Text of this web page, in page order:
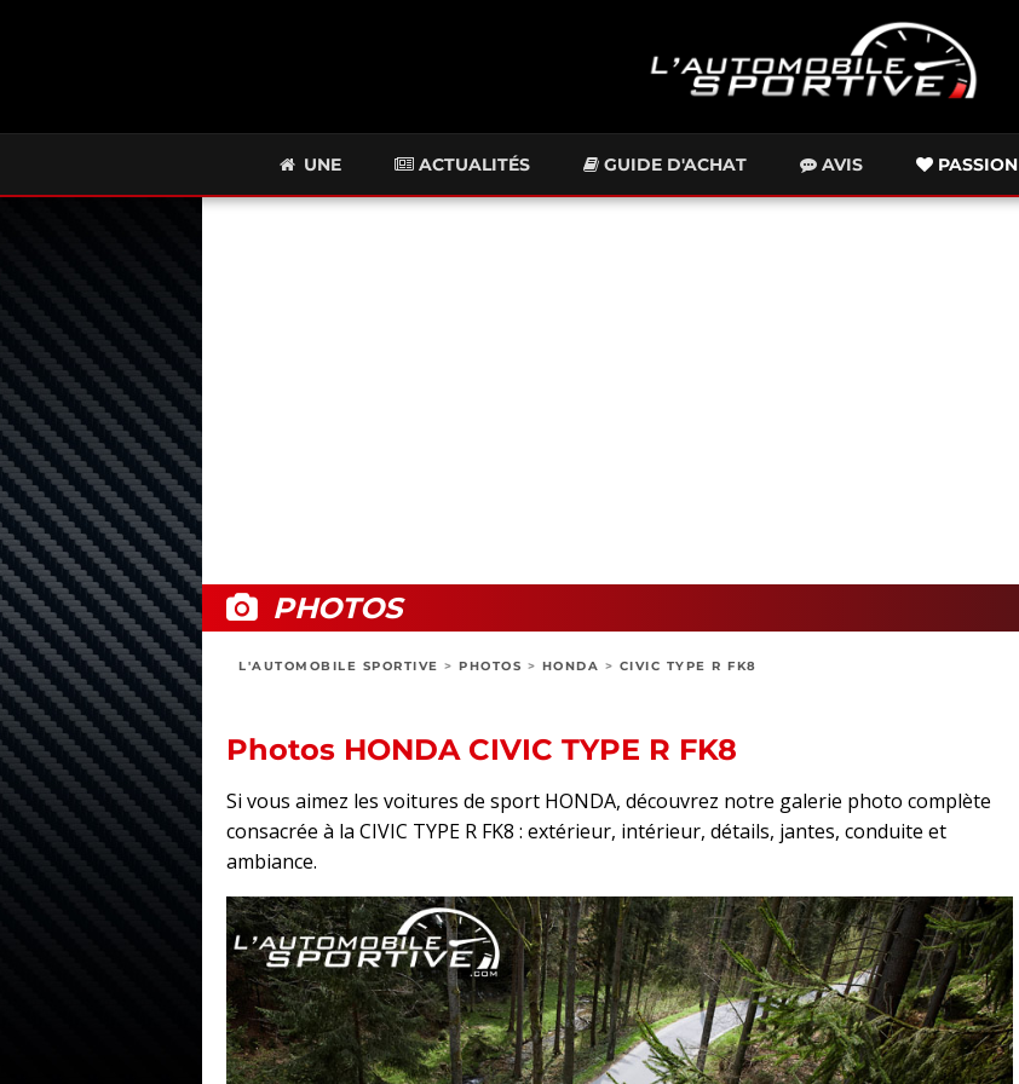
UNE ACTUALITÉS GUIDE D'ACHAT AVIS PASSION
PHOTOS
L'AUTOMOBILE SPORTIVE > PHOTOS > HONDA > CIVIC TYPE R FK8
Photos HONDA CIVIC TYPE R FK8
Si vous aimez les voitures de sport HONDA, découvrez notre galerie photo complète
consacrée à la CIVIC TYPE R FK8 : extérieur, intérieur, détails, jantes, conduite et
ambiance.